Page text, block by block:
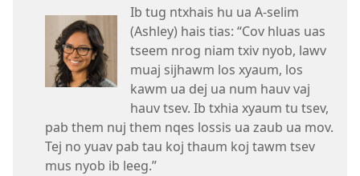
Ib tug ntxhais hu ua A-selim
(Ashley) hais tias: “Cov hluas uas
tseem nrog niam txiv nyob, lawv
muaj sijhawm los xyaum, los
kawm ua dej ua num hauv vaj
hauv tsev. Ib txhia xyaum tu tsev,
pab them nuj them nqes lossis ua zaub ua mov.
Tej no yuav pab tau koj thaum koj tawm tsev
mus nyob ib leeg.”